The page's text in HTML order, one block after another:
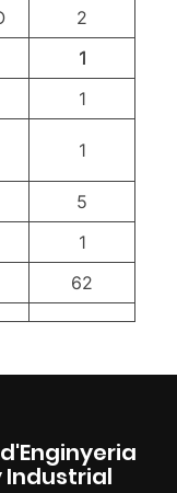
2
1
1
1
5
1
62
Industrial